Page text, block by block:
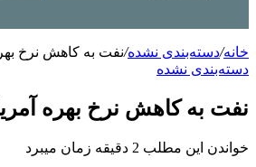
خانه/دسته‌بندی نشده/نفت به کاهش نرخ
دسته‌بندی نشده
نفت به کاهش نرخ بهره
خواندن این مطلب 2 دقیقه زمان میبرد